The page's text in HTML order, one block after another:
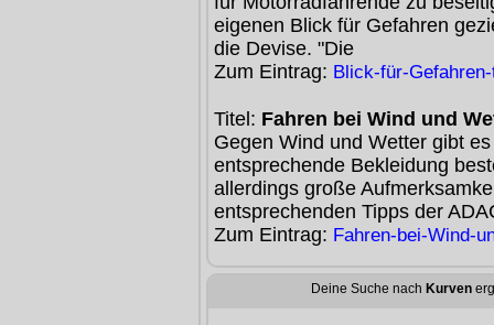
eigenen Blick für Gefahren
die Devise. "Die
Zum Eintrag: Blick-für-
Titel: Fahren bei Wind und
Gegen Wind und Wetter gibt
entsprechende Bekleidung
allerdings große
entsprechenden Tipps der
Zum Eintrag: Fahren-bei-Wind-
Deine Suche nachKurven